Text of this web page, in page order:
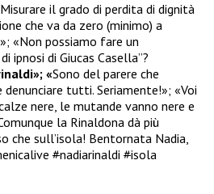
il grado di perdita di dignità
che va da zero (minimo) a
«Non possiamo fare un
ipnosi di Giucas Casella”?
«Sono del parere che
denunciare tutti. Seriamente!»; «Voi
nere, le mutande vanno nere e
la Rinaldona dà più
che sull’isola! Bentornata Nadia,
#nadiarinaldi #isola